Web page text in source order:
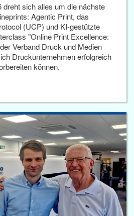
dreht sich alles um die nächste
Agentic Print, das
(UCP) und KI-gestützte
"Online Print Excellence:
Verband Druck und Medien
Druckunternehmen erfolgreich
können.